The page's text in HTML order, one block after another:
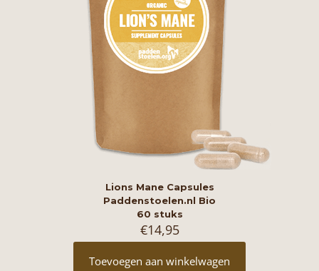
Lions Mane Capsules
Paddenstoelen.nl Bio
60 stuks
€14,95
Toevoegen aan winkelwagen